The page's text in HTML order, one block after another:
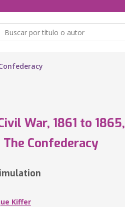
War, 1861 to 1865,
Confederacy
Kiffer